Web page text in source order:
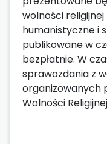
wolności
humanistyczne i
publikowane w
bezpłatnie. W
sprawozdania z
organizowanych
Wolności